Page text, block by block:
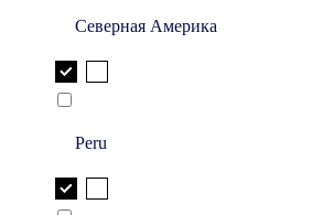
Северная Америка
Peru